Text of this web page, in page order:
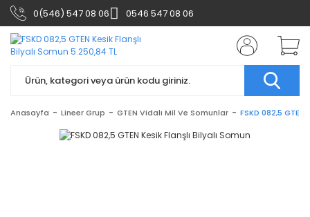
0(546) 547 08 06 0546 547 08 06
Anasayfa Lineer Grup GTEN Vidalı Mil Ve Somunlar FSKD 082,5